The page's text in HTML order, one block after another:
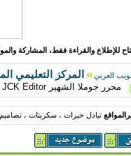
للإطلاع والقراءة فقط، المشاركة
الويب العربي المركز التعليمي
محرر جوملا الشهير JCK Editor
تبادل خبرات ، سكربتات ،